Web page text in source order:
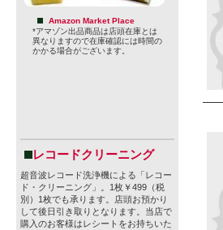
Amazon Market Place
*アマゾン出品商品は店頭在庫とは
異なりますので在庫確認には時間の
かかる場合がございます。
レコードクリーニング
超音波レコード洗浄機による「レコー
ド・クリーニング」。1枚￥499（税
別）1枚でも承ります。店頭お預かり
して後日引き取りとなります。当店で
購入のお客様はレシートをお持ちいた